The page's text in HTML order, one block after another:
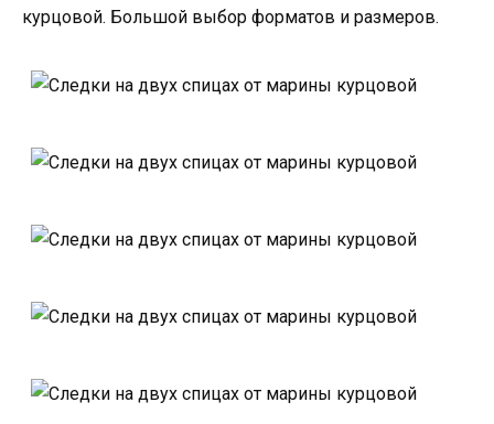
курцовой. Большой выбор форматов и размеров.